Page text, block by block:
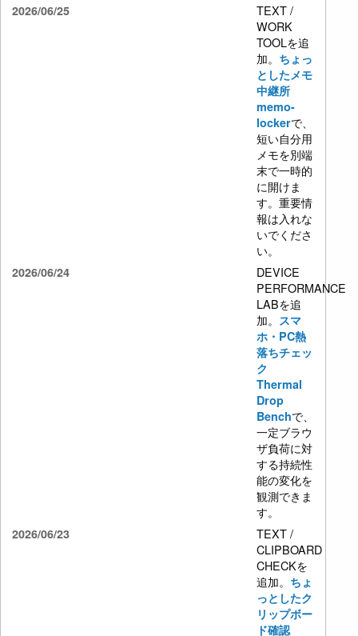
2026/06/25
TEXT /
WORK
TOOLを追
加。 ちょっ
としたメモ
中継所
memo-
lockerで、
短い自分用
メモを別端
末で一時的
に開けま
す。重要情
報は入れな
いでくださ
い。
2026/06/24
DEVICE
PERFORMANCE
LABを追
加。 スマ
ホ・PC熱
落ちチェッ
ク
Thermal
Drop
Benchで、
一定ブラウ
ザ負荷に対
する持続性
能の変化を
観測できま
す。
2026/06/23
TEXT /
CLIPBOARD
CHECKを
追加。 ちょ
っとしたク
リップボー
ド確認